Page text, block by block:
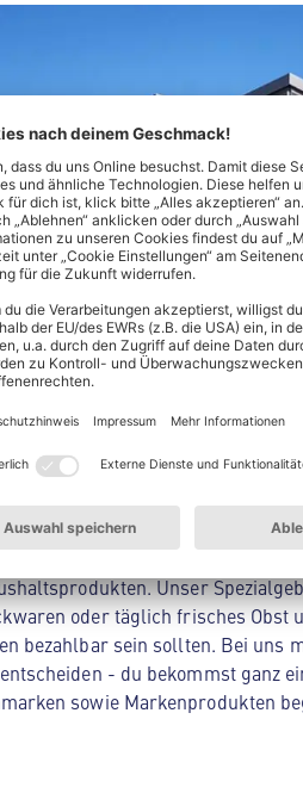
Nord! Hier findest du alles,
Unser
oder täglich frisches Obst
bezahlbar sein sollten. Bei uns
- du bekommst ganz
sowie Markenprodukten